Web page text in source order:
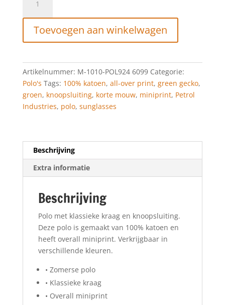
Industries
Sunglasses
polo
Green
aantal
Toevoegen aan winkelwagen
Artikelnummer: M-1010-POL924 6099 Categorie:
Polo's Tags: 100% katoen, all-over print, green gecko,
groen, knoopsluiting, korte mouw, miniprint, Petrol
Industries, polo, sunglasses
Beschrijving
Extra informatie
Beschrijving
Polo met klassieke kraag en knoopsluiting.
Deze polo is gemaakt van 100% katoen en
heeft overall miniprint. Verkrijgbaar in
verschillende kleuren.
• Zomerse polo
• Klassieke kraag
• Overall miniprint